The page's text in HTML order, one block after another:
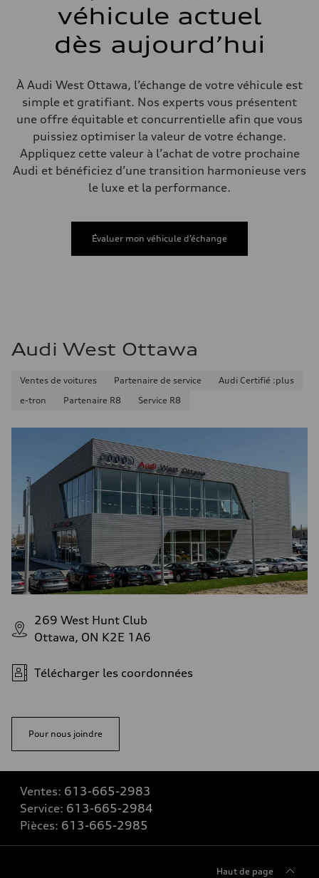
single piston front and single piston rear calipers
Electromechanical Steering with Speed-Sensitive Power Assistance
—
Poids brut admissible
—
Volumes
Compartiment à bagages
Réservoir de carburant (approx.)
65 L
Données de rendement
Consommation de carburant
Consommation – ville
véhicule actuel
dès aujourd’hui
À Audi West Ottawa, l’échange de votre véhicule est
simple et gratifiant. Nos experts vous présentent
une offre équitable et concurrentielle afin que vous
puissiez optimiser la valeur de votre échange.
Appliquez cette valeur à l’achat de votre prochaine
Audi et bénéficiez d’une transition harmonieuse vers
le luxe et la performance.
Évaluer mon véhicule d’échange
Audi West Ottawa
Ventes de voitures Partenaire de service
Audi Certifié :plus
e-tron
Partenaire R8 Service R8
269 West Hunt Club
Ottawa, ON K2E 1A6
Télécharger les coordonnées
Pour nous joindre
Ventes: 613-665-2983
Service: 613-665-2984
Pièces: 613-665-2985
Haut de page